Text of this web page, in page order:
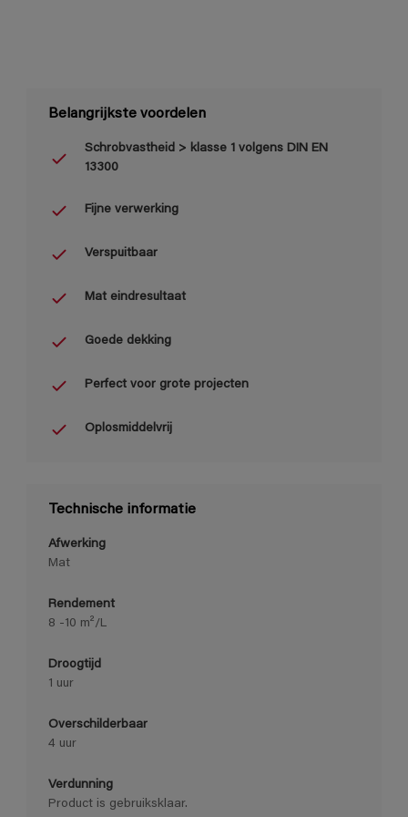
Belangrijkste voordelen
Schrobvastheid > klasse 1 volgens DIN EN
13300
Fijne verwerking
Verspuitbaar
Mat eindresultaat
Goede dekking
Perfect voor grote projecten
Oplosmiddelvrij
Technische informatie
Afwerking
Mat
Rendement
8 -10 m²/L
Droogtijd
1 uur
Overschilderbaar
4 uur
Verdunning
Product is gebruiksklaar.